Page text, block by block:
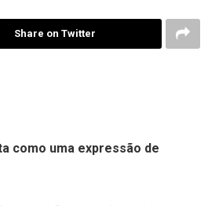
Share on Twitter
como uma expressão de